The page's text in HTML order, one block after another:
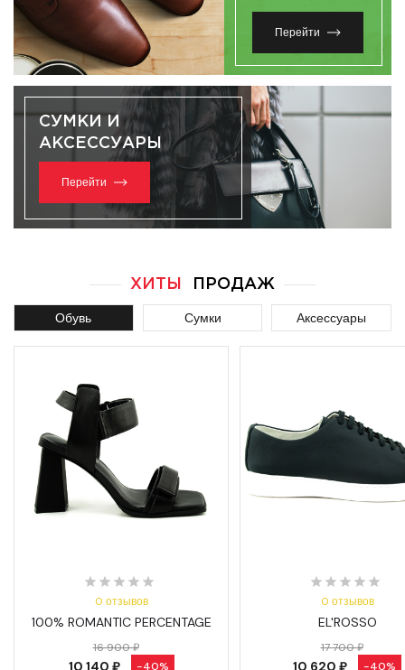
Перейти
СУМКИ И
АКСЕССУАРЫ
Перейти
ХИТЫ ПРОДАЖ
Обувь Сумки Аксессуары
0 отзывов
100% ROMANTIC PERCENTAGE
16 900 ₽
10 140 ₽ -40%
0 отзывов
EL'ROSSO
17 700 ₽
10 620 ₽ -40%